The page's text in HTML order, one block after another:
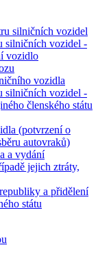
silničních vozidel
silničních vozidel -
vozidlo
vozidla
silničních vozidel -
členského státu
(potvrzení o
autovraků)
a vydání
jejich ztráty,
a přidělení
státu